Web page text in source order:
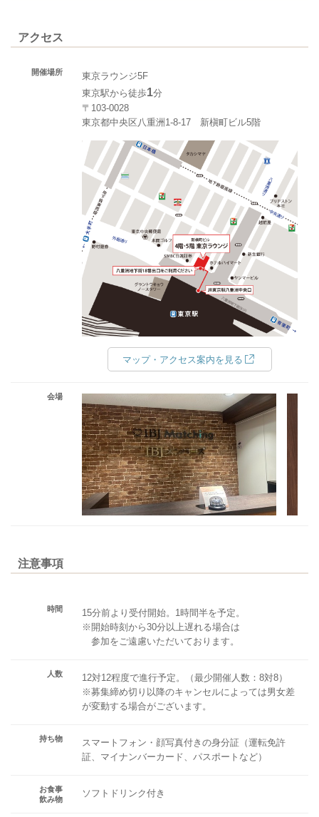
アクセス
開催場所
東京ラウンジ5F
東京駅から徒歩1分
〒103-0028
東京都中央区八重洲1-8-17 新槇町ビル5階
マップ・アクセス案内を見る
会場
注意事項
時間
15分前より受付開始。1時間半を予定。
※開始時刻から30分以上遅れる場合は
参加をご遠慮いただいております。
人数
12対12程度で進行予定。（最少開催人数：8対8）
※募集締め切り以降のキャンセルによっては男女差
が変動する場合がございます。
持ち物
スマートフォン・顔写真付きの身分証（運転免許
証、マイナンバーカード、パスポートなど）
お食事
飲み物
ソフトドリンク付き